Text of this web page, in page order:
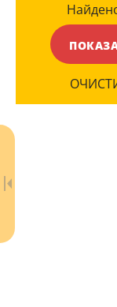
(1)
ЦВЕТ ПЛАФОНОВ